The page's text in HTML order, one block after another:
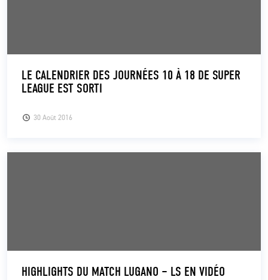
30 Août 2016
LE CALENDRIER DES JOURNÉES 10 À 18 DE SUPER
LEAGUE EST SORTI
HIGHLIGHTS DU MATCH LUGANO – LS EN VIDÉO